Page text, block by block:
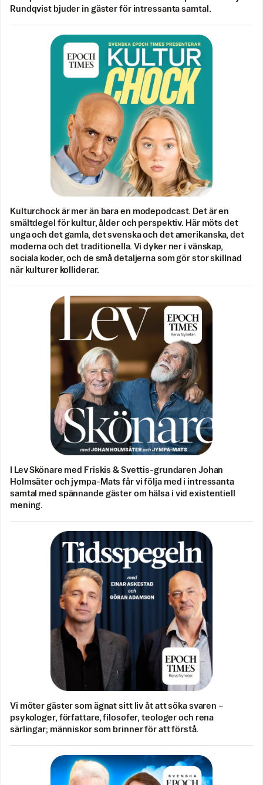
Rundqvist bjuder in gäster för intressanta samtal.
Kulturchock är mer än bara en modepodcast. Det är en
smältdegel för kultur, ålder och perspektiv. Här möts det
unga och det gamla, det svenska och det amerikanska, det
moderna och det traditionella. Vi dyker ner i vänskap,
sociala koder, och de små detaljerna som gör stor skillnad
när kulturer kolliderar.
I Lev Skönare med Friskis & Svettis-grundaren Johan
Holmsäter och jympa-Mats får vi följa med i intressanta
samtal med spännande gäster om hälsa i vid existentiell
mening.
Vi möter gäster som ägnat sitt liv åt att söka svaren –
psykologer, författare, filosofer, teologer och rena
särlingar; människor som brinner för att förstå.